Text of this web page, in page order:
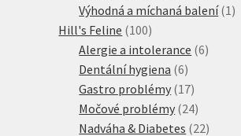
produkty
Výhodná a míchaná balení 11
Hill's Feline 100100
produktů
Alergie a intolerance 66
Dentální hygiena 66
produktů
Gastro problémy 1717
produktů
Močové problémy 2424
produktů
Nadváha & Diabetes 2222